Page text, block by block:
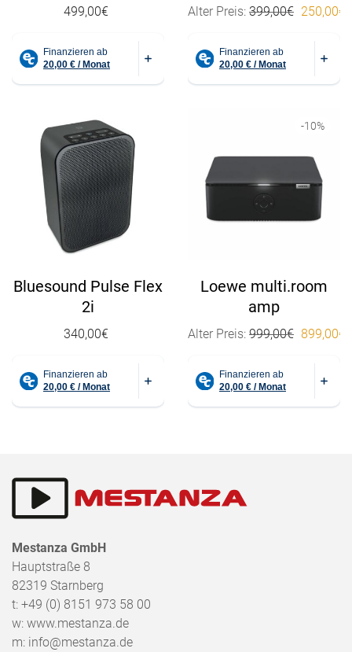
499,00€ Alter Preis: 399,00€ 250,00€
Bluesound Pulse Flex
2i
340,00€
-10%
Loewe multi.room
amp
Alter Preis: 999,00€ 899,00€
Mestanza GmbH
Hauptstraße 8
82319 Starnberg
t: +49 (0) 8151 973 58 00
w: www.mestanza.de
m: info@mestanza.de